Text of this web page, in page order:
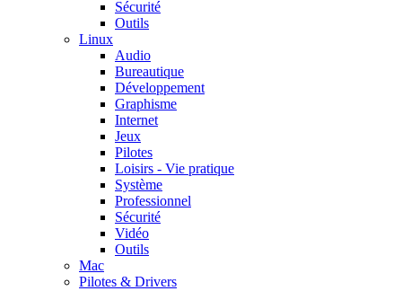
Sécurité
Outils
Linux
Audio
Bureautique
Développement
Graphisme
Internet
Jeux
Pilotes
Loisirs - Vie pratique
Système
Professionnel
Sécurité
Vidéo
Outils
Mac
Pilotes & Drivers